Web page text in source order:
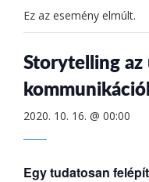
Ez az esemény elmúlt.
Storytelling
2020. 10. 16. @ 00:00
Egy tudatosan